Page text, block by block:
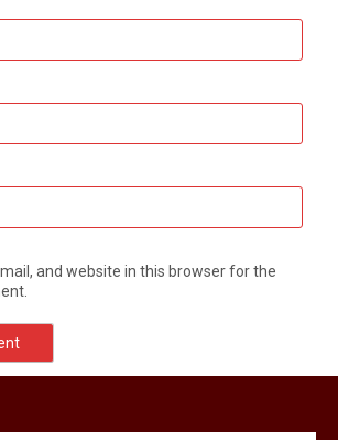
and website in this browser for the
उठाकर खाते कुत्ते का वीडियो इंटरनेट पर जमकर